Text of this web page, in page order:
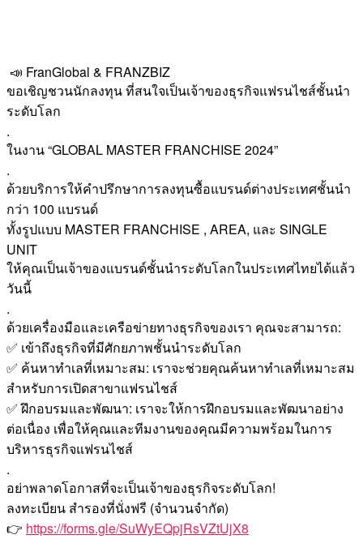
📣 FranGlobal & FRANZBIZ
ขอเชิญชวนนักลงทุน ที่สนใจเป็นเจ้าของธุรกิจแฟรนไชส์ชั้นนำ
ระดับโลก
.
ในงาน “GLOBAL MASTER FRANCHISE 2024”
.
ด้วยบริการให้คำปรึกษาการลงทุนซื้อแบรนด์ต่างประเทศชั้นนำ
กว่า 100 แบรนด์
ทั้งรูปแบบ MASTER FRANCHISE , AREA, และ SINGLE
UNIT
ให้คุณเป็นเจ้าของแบรนด์ชั้นนำระดับโลกในประเทศไทยได้แล้ว
วันนี้
.
ด้วยเครื่องมือและเครือข่ายทางธุรกิจของเรา คุณจะสามารถ:
✅ เข้าถึงธุรกิจที่มีศักยภาพชั้นนำระดับโลก
✅ ค้นหาทำเลที่เหมาะสม: เราจะช่วยคุณค้นหาทำเลที่เหมาะสม
สำหรับการเปิดสาขาแฟรนไชส์
✅ ฝึกอบรมและพัฒนา: เราจะให้การฝึกอบรมและพัฒนาอย่าง
ต่อเนื่อง เพื่อให้คุณและทีมงานของคุณมีความพร้อมในการ
บริหารธุรกิจแฟรนไชส์
.
อย่าพลาดโอกาสที่จะเป็นเจ้าของธุรกิจระดับโลก!
ลงทะเบียน สำรองที่นั่งฟรี (จำนวนจำกัด)
👉 https://forms.gle/SuWyEQpjRsVZtUjX8